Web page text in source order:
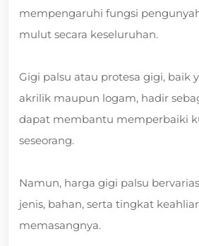
mempengaruhi fungsi
mulut secara keseluruhan.
Gigi palsu atau protesa gigi, baik
akrilik maupun logam, hadir
dapat membantu memperbaiki
seseorang.
Namun, harga gigi palsu
jenis, bahan, serta tingkat
memasangnya.